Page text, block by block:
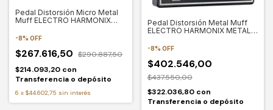
Pedal Distorsión Micro Metal
Muff ELECTRO HARMONIX
-8% OFF
$267.616,50 $290.887,50
$214.093,20 con
Transferencia o depósito
6 x $44.602,75 sin interés
Pedal Distorsión Metal Muff
ELECTRO HARMONIX METAL
-8% OFF
$402.546,00
$437.550,00
$322.036,80 con
Transferencia o depósito